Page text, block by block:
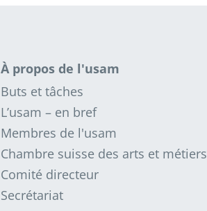
À propos de l'usam
Buts et tâches
L’usam – en bref
Membres de l'usam
Chambre suisse des arts et métiers
Comité directeur
Secrétariat